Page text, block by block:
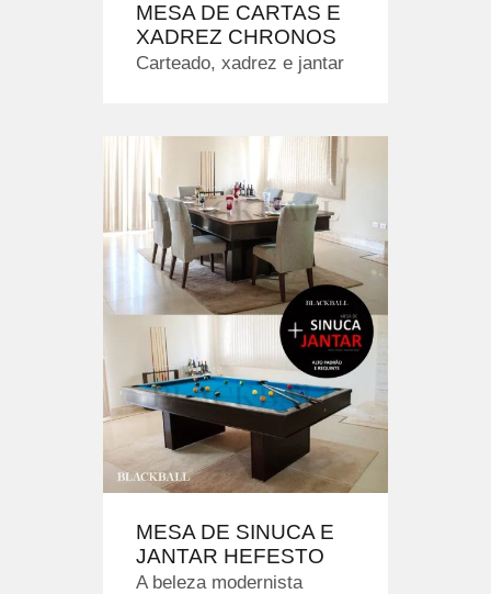
MESA DE CARTAS E
XADREZ CHRONOS
Carteado, xadrez e jantar
MESA DE SINUCA E
JANTAR HEFESTO
A beleza modernista